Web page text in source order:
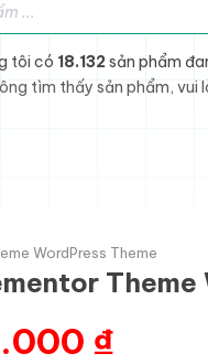
tôi có 18.132 sản phẩm
tìm thấy sản phẩm, vui
WordPress Theme
Theme
₫